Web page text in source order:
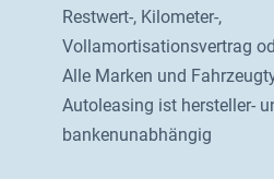
Restwert-, Kilometer-,
Vollamortisationsvertrag
Alle Marken und
Autoleasing ist hersteller-
bankenunabhängig